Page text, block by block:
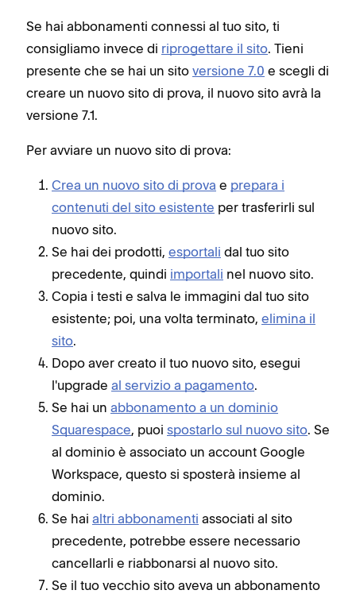
Se hai abbonamenti connessi al tuo sito, ti
consigliamo invece di riprogettare il sito. Tieni
presente che se hai un sito versione 7.0 e scegli di
creare un nuovo sito di prova, il nuovo sito avrà la
versione 7.1.
Per avviare un nuovo sito di prova:
Crea un nuovo sito di prova e prepara i
contenuti del sito esistente per trasferirli sul
nuovo sito.
Se hai dei prodotti, esportali dal tuo sito
precedente, quindi importali nel nuovo sito.
Copia i testi e salva le immagini dal tuo sito
esistente; poi, una volta terminato, elimina il
sito.
Dopo aver creato il tuo nuovo sito, esegui
l'upgrade al servizio a pagamento.
Se hai un abbonamento a un dominio
Squarespace, puoi spostarlo sul nuovo sito. Se
al dominio è associato un account Google
Workspace, questo si sposterà insieme al
dominio.
Se hai altri abbonamenti associati al sito
precedente, potrebbe essere necessario
cancellarli e riabbonarsi al nuovo sito.
Se il tuo vecchio sito aveva un abbonamento